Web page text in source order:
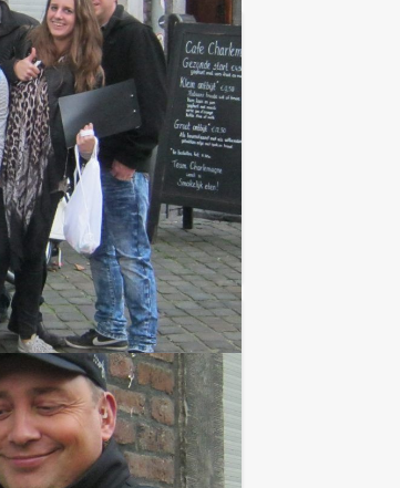
24,50 p.p. excl. BTW
herkent u het spel nog
Favoriet
27,50p.p. excl. BTW
van ongeveer 5-8